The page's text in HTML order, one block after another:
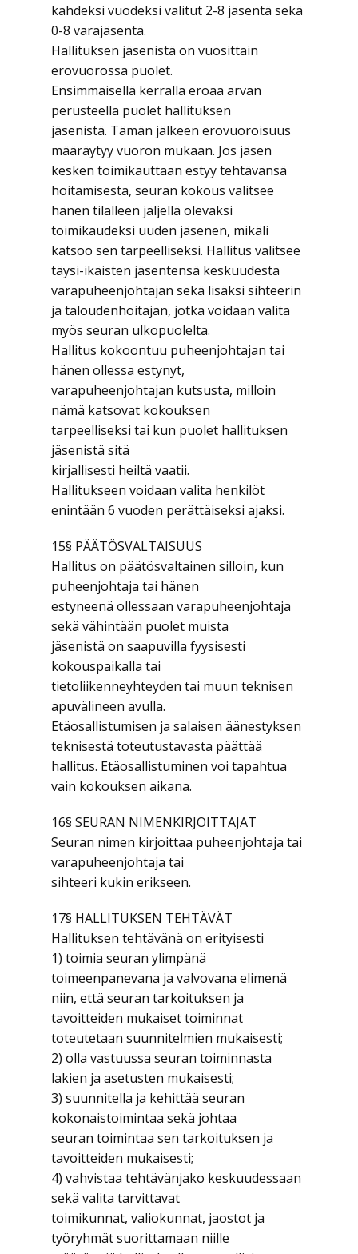
kahdeksi vuodeksi valitut 2-8 jäsentä sekä
0-8 varajäsentä.
Hallituksen jäsenistä on vuosittain
erovuorossa puolet.
Ensimmäisellä kerralla eroaa arvan
perusteella puolet hallituksen
jäsenistä. Tämän jälkeen erovuoroisuus
määräytyy vuoron mukaan. Jos jäsen
kesken toimikauttaan estyy tehtävänsä
hoitamisesta, seuran kokous valitsee
hänen tilalleen jäljellä olevaksi
toimikaudeksi uuden jäsenen, mikäli
katsoo sen tarpeelliseksi. Hallitus valitsee
täysi-ikäisten jäsentensä keskuudesta
varapuheenjohtajan sekä lisäksi sihteerin
ja taloudenhoitajan, jotka voidaan valita
myös seuran ulkopuolelta.
Hallitus kokoontuu puheenjohtajan tai
hänen ollessa estynyt,
varapuheenjohtajan kutsusta, milloin
nämä katsovat kokouksen
tarpeelliseksi tai kun puolet hallituksen
jäsenistä sitä
kirjallisesti heiltä vaatii.
Hallitukseen voidaan valita henkilöt
enintään 6 vuoden perättäiseksi ajaksi.
15§ PÄÄTÖSVALTAISUUS
Hallitus on päätösvaltainen silloin, kun
puheenjohtaja tai hänen
estyneenä ollessaan varapuheenjohtaja
sekä vähintään puolet muista
jäsenistä on saapuvilla fyysisesti
kokouspaikalla tai
tietoliikenneyhteyden tai muun teknisen
apuvälineen avulla.
Etäosallistumisen ja salaisen äänestyksen
teknisestä toteutustavasta päättää
hallitus. Etäosallistuminen voi tapahtua
vain kokouksen aikana.
16§ SEURAN NIMENKIRJOITTAJAT
Seuran nimen kirjoittaa puheenjohtaja tai
varapuheenjohtaja tai
sihteeri kukin erikseen.
17§ HALLITUKSEN TEHTÄVÄT
Hallituksen tehtävänä on erityisesti
1) toimia seuran ylimpänä
toimeenpanevana ja valvovana elimenä
niin, että seuran tarkoituksen ja
tavoitteiden mukaiset toiminnat
toteutetaan suunnitelmien mukaisesti;
2) olla vastuussa seuran toiminnasta
lakien ja asetusten mukaisesti;
3) suunnitella ja kehittää seuran
kokonaistoimintaa sekä johtaa
seuran toimintaa sen tarkoituksen ja
tavoitteiden mukaisesti;
4) vahvistaa tehtävänjako keskuudessaan
sekä valita tarvittavat
toimikunnat, valiokunnat, jaostot ja
työryhmät suorittamaan niille